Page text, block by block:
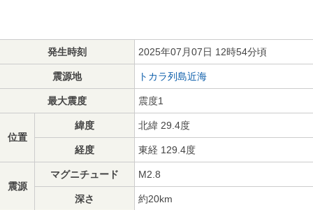
発生時刻 2025年07月07日 12時54分頃
震源地 トカラ列島近海
最大震度 震度1
位置
緯度 北緯 29.4度
経度 東経 129.4度
震源
マグニチュード M2.8
深さ 約20km